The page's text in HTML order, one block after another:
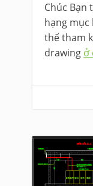
Chúc
hạng mục
thể tham
drawing ở